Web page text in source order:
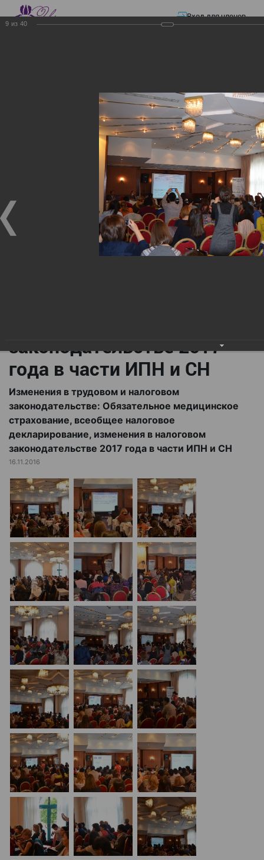
Вход для членов
Презентации—Изменения в трудовом и налоговом
законодательстве: Обязательное медицинское страхование, всеобщее
налоговое декларирование, изменения в налоговом законодательстве
2017 года в части ИПН и СН
Изменения в трудовом и
налоговом
законодательстве:
Обязательное
медицинское страхование,
законодательстве 2017
года в части ИПН и СН
Изменения в трудовом и налоговом
законодательстве: Обязательное медицинское
страхование, всеобщее налоговое
декларирование, изменения в налоговом
законодательстве 2017 года в части ИПН и СН
16.11.2016
9 из 40